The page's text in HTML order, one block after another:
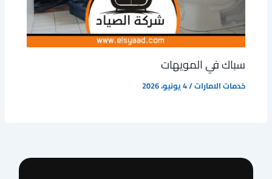
سباك في المويهات
خدمات الامارات/4 يونيو، 2026